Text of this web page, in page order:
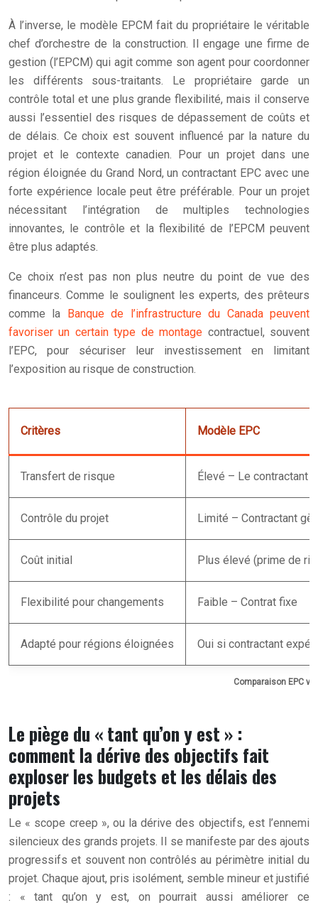
À l’inverse, le modèle EPCM fait du propriétaire le véritable
chef d’orchestre de la construction. Il engage une firme de
gestion (l’EPCM) qui agit comme son agent pour coordonner
les différents sous-traitants. Le propriétaire garde un
contrôle total et une plus grande flexibilité, mais il conserve
aussi l’essentiel des risques de dépassement de coûts et
de délais. Ce choix est souvent influencé par la nature du
projet et le contexte canadien. Pour un projet dans une
région éloignée du Grand Nord, un contractant EPC avec une
forte expérience locale peut être préférable. Pour un projet
nécessitant l’intégration de multiples technologies
innovantes, le contrôle et la flexibilité de l’EPCM peuvent
être plus adaptés.
Ce choix n’est pas non plus neutre du point de vue des
financeurs. Comme le soulignent les experts, des prêteurs
comme la
Banque de l’infrastructure du Canada peuvent
favoriser un certain type de montage contractuel, souvent
l’EPC, pour sécuriser leur investissement en limitant
l’exposition au risque de construction.
Comparaison EPC
Critères Modèle EPC
Transfert de risque Élevé – Le contractant
Contrôle du projet Limité – Contractant
Coût initial Plus élevé (prime de
Flexibilité pour changements Faible – Contrat fixe
Adapté pour régions éloignées Oui si contractant
Le piège du « tant qu’on y est » :
comment la dérive des objectifs fait
exploser les budgets et les délais des
projets
Le « scope creep », ou la dérive des objectifs, est l’ennemi
silencieux des grands projets. Il se manifeste par des ajouts
progressifs et souvent non contrôlés au périmètre initial du
projet. Chaque ajout, pris isolément, semble mineur et justifié
: « tant qu’on y est, on pourrait aussi améliorer ce